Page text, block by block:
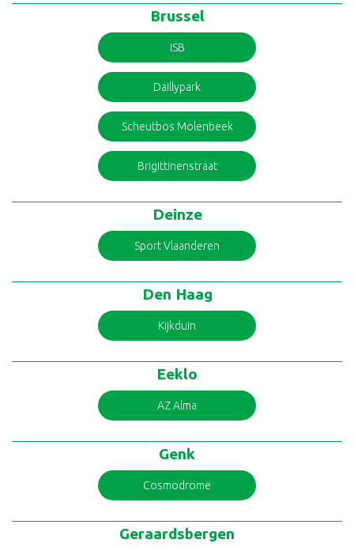
Brussel
ISB
Daillypark
Scheutbos Molenbeek
Brigittinenstraat
Deinze
Sport Vlaanderen
Den Haag
Kijkduin
Eeklo
AZ Alma
Genk
Cosmodrome
Geraardsbergen